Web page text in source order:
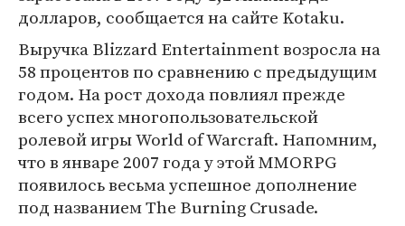
долларов, сообщается на сайте Kotaku.
Выручка Blizzard Entertainment возросла на
58 процентов по сравнению с предыдущим
годом. На рост дохода повлиял прежде
всего успех многопользовательской
ролевой игры World of Warcraft. Напомним,
что в январе 2007 года у этой MMORPG
появилось весьма успешное дополнение
под названием The Burning Crusade.